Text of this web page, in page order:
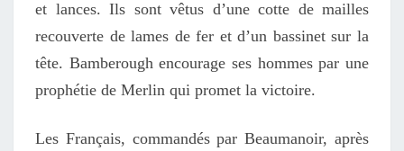
et lances. Ils sont vêtus d’une cotte de mailles
recouverte de lames de fer et d’un bassinet sur la
tête. Bamberough encourage ses hommes par une
prophétie de Merlin qui promet la victoire.
Les Français, commandés par Beaumanoir, après